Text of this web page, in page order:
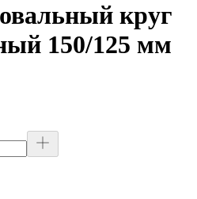
круг
150/125 мм